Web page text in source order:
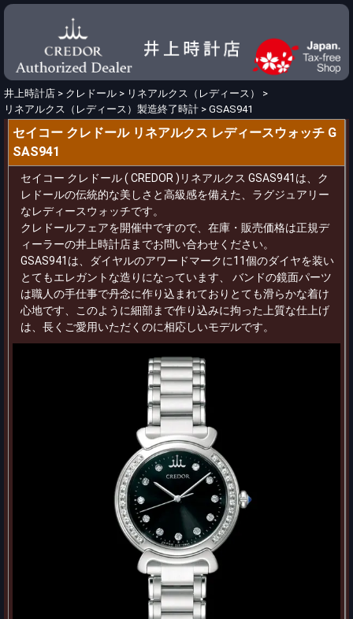
井上時計店 > クレドール > リネアルクス（レディース）
>
リネアルクス（レディース）製造終了時計 > GSAS941
セイコー クレドール リネアルクス レディースウォッチ G
SAS941
セイコー クレドール ( CREDOR )リネアルクス GSAS941は、ク
レドールの伝統的な美しさと高級感を備えた、ラグジュアリー
なレディースウォッチです。
クレドールフェアを開催中ですので、在庫・販売価格は正規デ
ィーラーの井上時計店までお問い合わせください。
GSAS941は、ダイヤルのアワードマークに11個のダイヤを装い
とてもエレガントな造りになっています、 バンドの鏡面パーツ
は職人の手仕事で丹念に作り込まれておりとても滑らかな着け
心地です、このように細部まで作り込みに拘った上質な仕上げ
は、長くご愛用いただくのに相応しいモデルです。